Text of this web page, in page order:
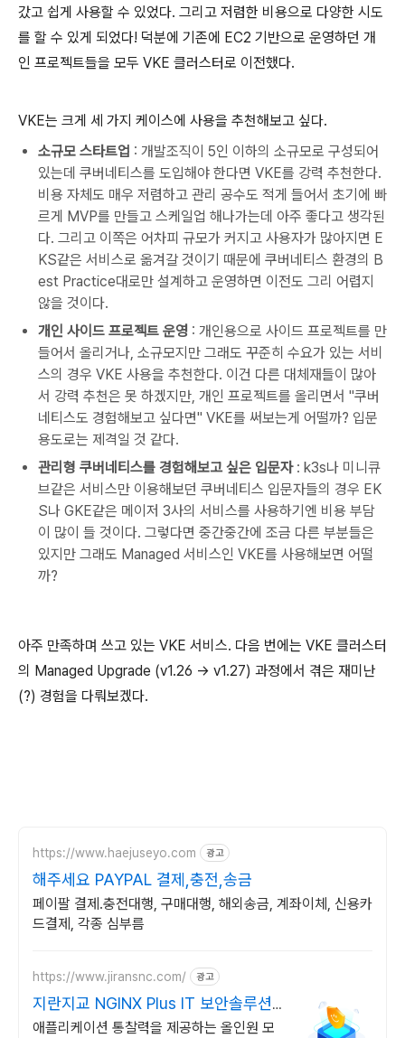
갔고 쉽게 사용할 수 있었다. 그리고 저렴한 비용으로 다양한 시도
를 할 수 있게 되었다! 덕분에 기존에 EC2 기반으로 운영하던 개
인 프로젝트들을 모두 VKE 클러스터로 이전했다.
VKE는 크게 세 가지 케이스에 사용을 추천해보고 싶다.
소규모 스타트업 : 개발조직이 5인 이하의 소규모로 구성되어
있는데 쿠버네티스를 도입해야 한다면 VKE를 강력 추천한다.
비용 자체도 매우 저렴하고 관리 공수도 적게 들어서 초기에 빠
르게 MVP를 만들고 스케일업 해나가는데 아주 좋다고 생각된
다. 그리고 이쪽은 어차피 규모가 커지고 사용자가 많아지면 E
KS같은 서비스로 옮겨갈 것이기 때문에 쿠버네티스 환경의 B
est Practice대로만 설계하고 운영하면 이전도 그리 어렵지
않을 것이다.
개인 사이드 프로젝트 운영 : 개인용으로 사이드 프로젝트를 만
들어서 올리거나, 소규모지만 그래도 꾸준히 수요가 있는 서비
스의 경우 VKE 사용을 추천한다. 이건 다른 대체재들이 많아
서 강력 추천은 못 하겠지만, 개인 프로젝트를 올리면서 "쿠버
네티스도 경험해보고 싶다면" VKE를 써보는게 어떨까? 입문
용도로는 제격일 것 같다.
관리형 쿠버네티스를 경험해보고 싶은 입문자: k3s나 미니큐
브같은 서비스만 이용해보던 쿠버네티스 입문자들의 경우 EK
S나 GKE같은 메이저 3사의 서비스를 사용하기엔 비용 부담
이 많이 들 것이다. 그렇다면 중간중간에 조금 다른 부분들은
있지만 그래도 Managed 서비스인 VKE를 사용해보면 어떨
까?
아주 만족하며 쓰고 있는 VKE 서비스. 다음 번에는 VKE 클러스터
의 Managed Upgrade (v1.26 -> v1.27) 과정에서 겪은 재미난
(?) 경험을 다뤄보겠다.
https://www.haejuseyo.com 광고
해주세요 PAYPAL 결제,충전,송금
페이팔 결제.충전대행, 구매대행, 해외송금, 계좌이체, 신용카
드결제, 각종 심부름
https://www.jiransnc.com/ 광고
지란지교 NGINX Plus IT 보안솔루션
전문기업
애플리케이션 통찰력을 제공하는 올인원 모